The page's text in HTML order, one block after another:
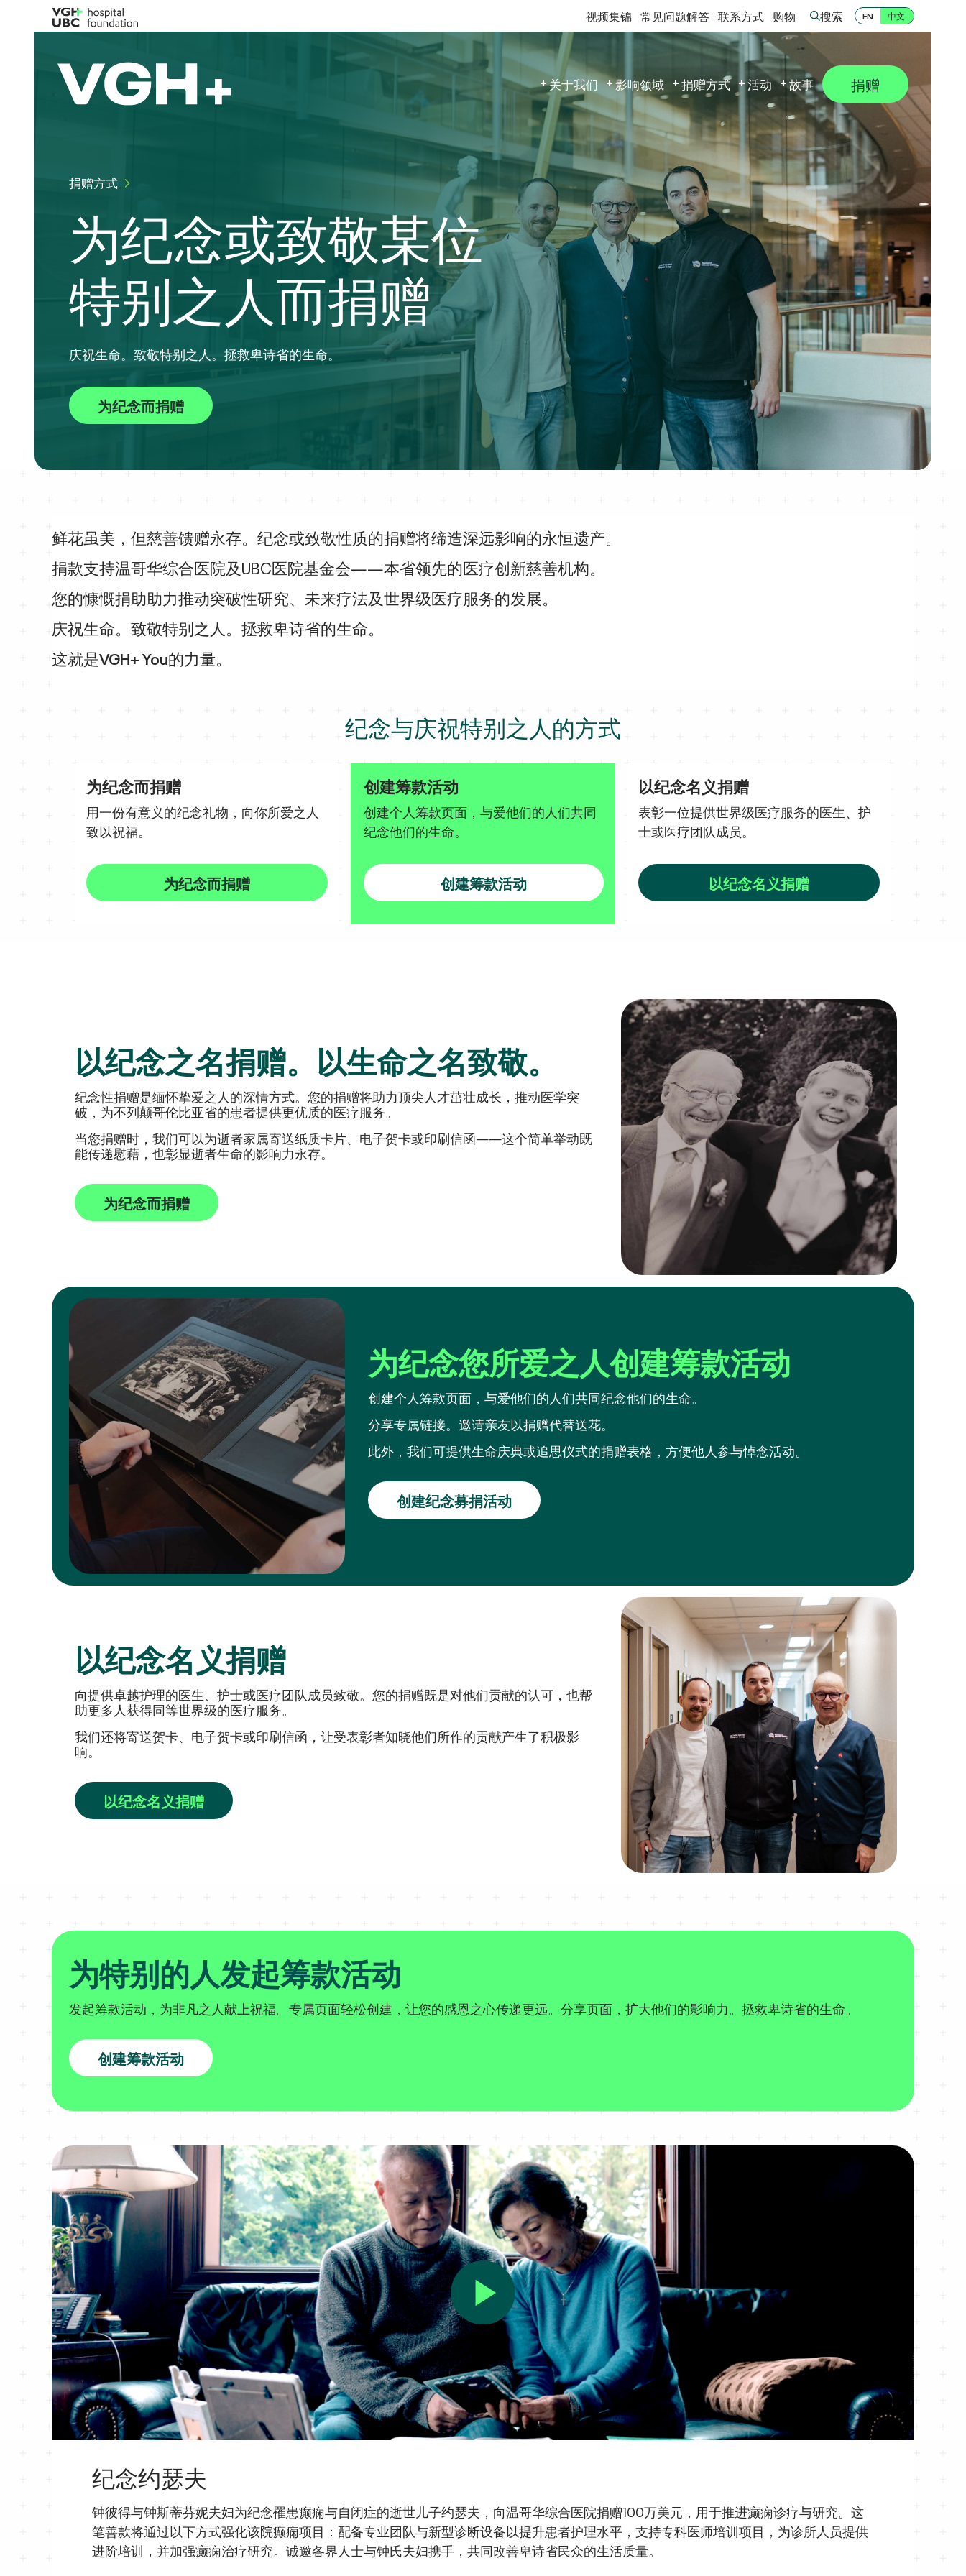
视频集锦 常见问题解答 联系方式 购物 搜索 中文
EN
关于我们 影响领域 捐赠方式 活动 故事 捐赠
捐赠方式
为纪念或致敬某位
特别之人而捐赠
庆祝生命。致敬特别之人。拯救卑诗省的生命。
为纪念而捐赠
鲜花虽美，但慈善馈赠永存。纪念或致敬性质的捐赠将缔造深远影响的永恒遗产。
捐款支持温哥华综合医院及UBC医院基金会——本省领先的医疗创新慈善机构。
您的慷慨捐助助力推动突破性研究、未来疗法及世界级医疗服务的发展。
庆祝生命。致敬特别之人。拯救卑诗省的生命。
这就是VGH+ You的力量。
纪念与庆祝特别之人的方式
为纪念而捐赠
用一份有意义的纪念礼物，向你所爱之人
致以祝福。
为纪念而捐赠
创建筹款活动
创建个人筹款页面，与爱他们的人们共同
纪念他们的生命。
创建筹款活动
以纪念名义捐赠
表彰一位提供世界级医疗服务的医生、护
士或医疗团队成员。
以纪念名义捐赠
以纪念之名捐赠。以生命之名致敬。
纪念性捐赠是缅怀挚爱之人的深情方式。您的捐赠将助力顶尖人才茁壮成长，推动医学突
破，为不列颠哥伦比亚省的患者提供更优质的医疗服务。
当您捐赠时，我们可以为逝者家属寄送纸质卡片、电子贺卡或印刷信函——这个简单举动既
能传递慰藉，也彰显逝者生命的影响力永存。
为纪念而捐赠
为纪念您所爱之人创建筹款活动
创建个人筹款页面，与爱他们的人们共同纪念他们的生命。
分享专属链接。邀请亲友以捐赠代替送花。
此外，我们可提供生命庆典或追思仪式的捐赠表格，方便他人参与悼念活动。
创建纪念募捐活动
以纪念名义捐赠
向提供卓越护理的医生、护士或医疗团队成员致敬。您的捐赠既是对他们贡献的认可，也帮
助更多人获得同等世界级的医疗服务。
我们还将寄送贺卡、电子贺卡或印刷信函，让受表彰者知晓他们所作的贡献产生了积极影
响。
以纪念名义捐赠
为特别的人发起筹款活动
发起筹款活动，为非凡之人献上祝福。专属页面轻松创建，让您的感恩之心传递更远。分享页面，扩大他们的影响力。拯救卑诗省的生命。
创建筹款活动
纪念约瑟夫
钟彼得与钟斯蒂芬妮夫妇为纪念罹患癫痫与自闭症的逝世儿子约瑟夫，向温哥华综合医院捐赠100万美元，用于推进癫痫诊疗与研究。这
笔善款将通过以下方式强化该院癫痫项目：配备专业团队与新型诊断设备以提升患者护理水平，支持专科医师培训项目，为诊所人员提供
进阶培训，并加强癫痫治疗研究。诚邀各界人士与钟氏夫妇携手，共同改善卑诗省民众的生活质量。